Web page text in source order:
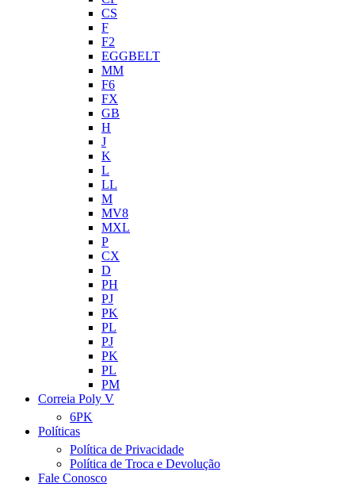
CS
F
F2
EGGBELT
MM
F6
FX
GB
H
J
K
L
LL
M
MV8
MXL
P
CX
D
PH
PJ
PK
PL
PJ
PK
PL
PM
Correia Poly V
6PK
Políticas
Política de Privacidade
Política de Troca e Devolução
Fale Conosco